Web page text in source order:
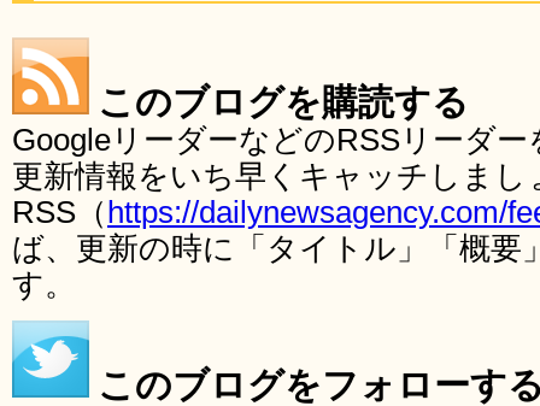
このブログを購読する
GoogleリーダーなどのRSSリーダ
更新情報をいち早くキャッチしま
RSS（ https://dailynewsagency.com/
ば、更新の時に「タイトル」「概要
す。
このブログをフォローす